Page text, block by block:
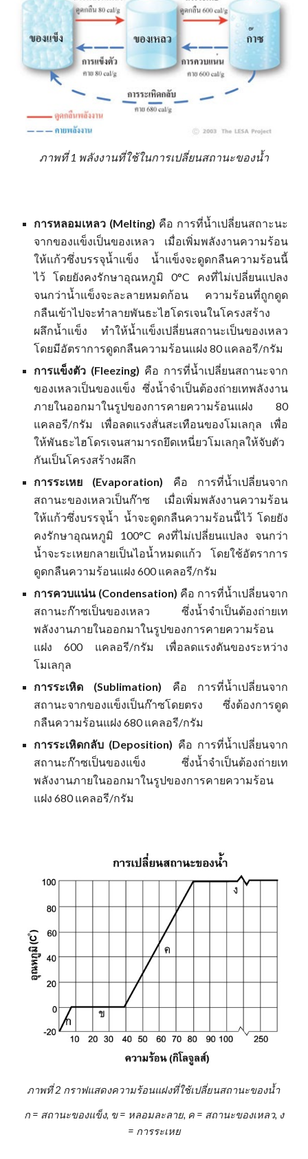
ภาพที่ 1 พลังงานที่ใช้ในการเปลี่ยนสถานะของน้ำ
การหลอมเหลว (Melting) คือ การที่น้ำเปลี่ยนสถาะนะ
จากของแข็งเป็นของเหลว เมื่อเพิ่มพลังงานความร้อน
ให้แก้วซึ่งบรรจุน้ำแข็ง น้ำแข็งจะดูดกลืนความร้อนนี้
ไว้ โดยยังคงรักษาอุณหภูมิ 0°C คงที่ไม่เปลี่ยนแปลง
จนกว่าน้ำแข็งจะละลายหมดก้อน ความร้อนที่ถูกดูด
กลืนเข้าไปจะทำลายพันธะไฮโดรเจนในโครงสร้าง
ผลึกน้ำแข็ง ทำให้น้ำแข็งเปลี่ยนสถานะเป็นของเหลว
โดยมีอัตราการดูดกลืนความร้อนแฝง 80 แคลอรี/กรัม
การแข็งตัว (Fleezing) คือ การที่น้ำเปลี่ยนสถานะจาก
ของเหลวเป็นของแข็ง ซึ่งน้ำจำเป็นต้องถ่ายเทพลังงาน
ภายในออกมาในรูปของการคายความร้อนแฝง 80
แคลอรี/กรัม เพื่อลดแรงสั่นสะเทือนของโมเลกุล เพื่อ
ให้พันธะไฮโดรเจนสามารถยึดเหนี่ยวโมเลกุลให้จับตัว
กันเป็นโครงสร้างผลึก
การระเหย (Evaporation) คือ การที่น้ำเปลี่ยนจาก
สถานะของเหลวเป็นก๊าซ เมื่อเพิ่มพลังงานความร้อน
ให้แก้วซึ่งบรรจุน้ำ น้ำจะดูดกลืนความร้อนนี้ไว้ โดยยัง
คงรักษาอุณหภูมิ 100°C คงที่ไม่เปลี่ยนแปลง จนกว่า
น้ำจะระเหยกลายเป็นไอน้ำหมดแก้ว โดยใช้อัตราการ
ดูดกลืนความร้อนแฝง 600 แคลอรี/กรัม
การควบแน่น (Condensation) คือ การที่น้ำเปลี่ยนจาก
สถานะก๊าซเป็นของเหลว ซึ่งน้ำจำเป็นต้องถ่ายเท
พลังงานภายในออกมาในรูปของการคายความร้อน
แฝง 600 แคลอรี/กรัม เพื่อลดแรงดันของระหว่าง
โมเลกุล
การระเหิด (Sublimation) คือ การที่น้ำเปลี่ยนจาก
สถานะจากของแข็งเป็นก๊าซโดยตรง ซึ่งต้องการดูด
กลืนความร้อนแฝง 680 แคลอรี/กรัม
การระเหิดกลับ (Deposition) คือ การที่น้ำเปลี่ยนจาก
สถานะก๊าซเป็นของแข็ง ซึ่งน้ำจำเป็นต้องถ่ายเท
พลังงานภายในออกมาในรูปของการคายความร้อน
แฝง 680 แคลอรี/กรัม
ภาพที่ 2 กราฟแสดงความร้อนแฝงที่ใช้เปลี่ยนสถานะของน้ำ
ก = สถานะของแข็ง, ข = หลอมละลาย, ค = สถานะของเหลว, ง
= การระเหย